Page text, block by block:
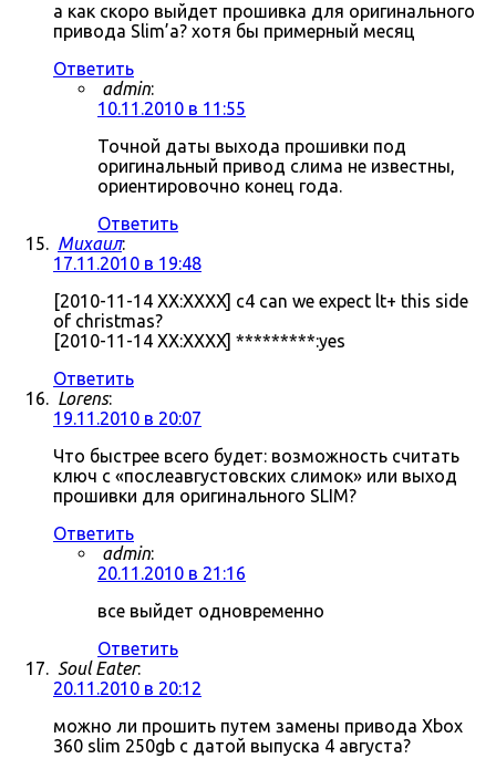
а как скоро выйдет прошивка для оригинального
привода Slim’а? хотя бы примерный месяц
Ответить
admin:
10.11.2010 в 11:55
Точной даты выхода прошивки под
оригинальный привод слима не известны,
ориентировочно конец года.
Ответить
Михаил:
17.11.2010 в 19:48
[2010-11-14 XX:XXXX] c4 can we expect lt+ this side
of christmas?
[2010-11-14 XX:XXXX] *********:yes
Ответить
Lorens:
19.11.2010 в 20:07
Что быстрее всего будет: возможность считать
ключ с «послеавгустовских слимок» или выход
прошивки для оригинального SLIM?
Ответить
admin:
20.11.2010 в 21:16
все выйдет одновременно
Ответить
Soul Eater:
20.11.2010 в 20:12
можно ли прошить путем замены привода Xbox
360 slim 250gb с датой выпуска 4 августа?